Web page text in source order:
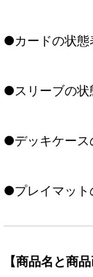
●カードの状態
●スリーブの状
●デッキケース
●プレイマット
【商品名と商